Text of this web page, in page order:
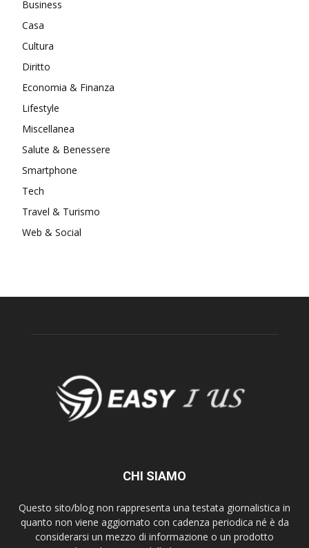
Business
Casa
Cultura
Diritto
Economia & Finanza
Lifestyle
Miscellanea
Salute & Benessere
Smartphone
Tech
Travel & Turismo
Web & Social
CHI SIAMO
Questo sito/blog non rappresenta una testata giornalistica in
quanto non viene aggiornato con cadenza periodica né è da
considerarsi un mezzo di informazione o un prodotto